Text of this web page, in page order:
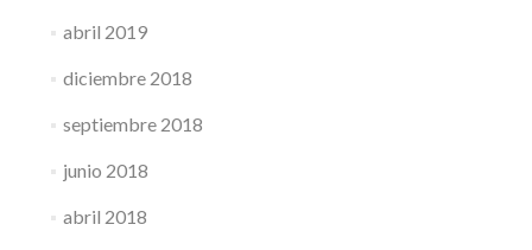
abril 2019
diciembre 2018
septiembre 2018
junio 2018
abril 2018